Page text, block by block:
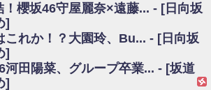
櫻坂46】ミーグリで喧嘩！？山下瞳月、これはマジ
坂46・欅坂46・日向坂46のニュース・情報・話題
ーズ集結！櫻坂46守屋麗奈×遠藤理子、8/6「ラヴィ
決定
め / 【日向坂46】富田鈴花、次の事務所が決まって
櫻坂46守屋麗奈×遠藤... - [日向坂
]
これか！？大園玲、Bu... - [日向坂
]
河田陽菜、グループ卒業... - [坂道
]